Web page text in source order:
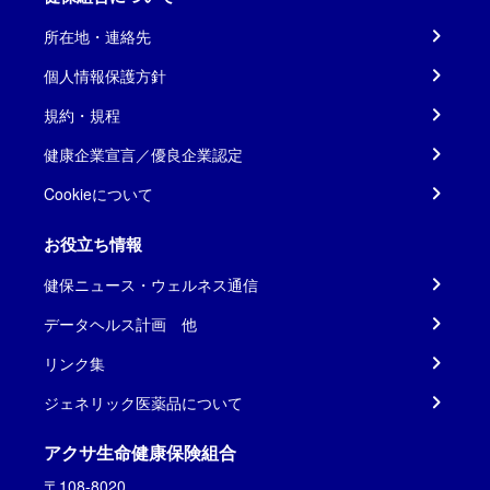
所在地・連絡先
個人情報保護方針
規約・規程
健康企業宣言／優良企業認定
Cookieについて
お役立ち情報
健保ニュース・ウェルネス通信
データヘルス計画 他
リンク集
ジェネリック医薬品について
アクサ生命健康保険組合
〒108-8020